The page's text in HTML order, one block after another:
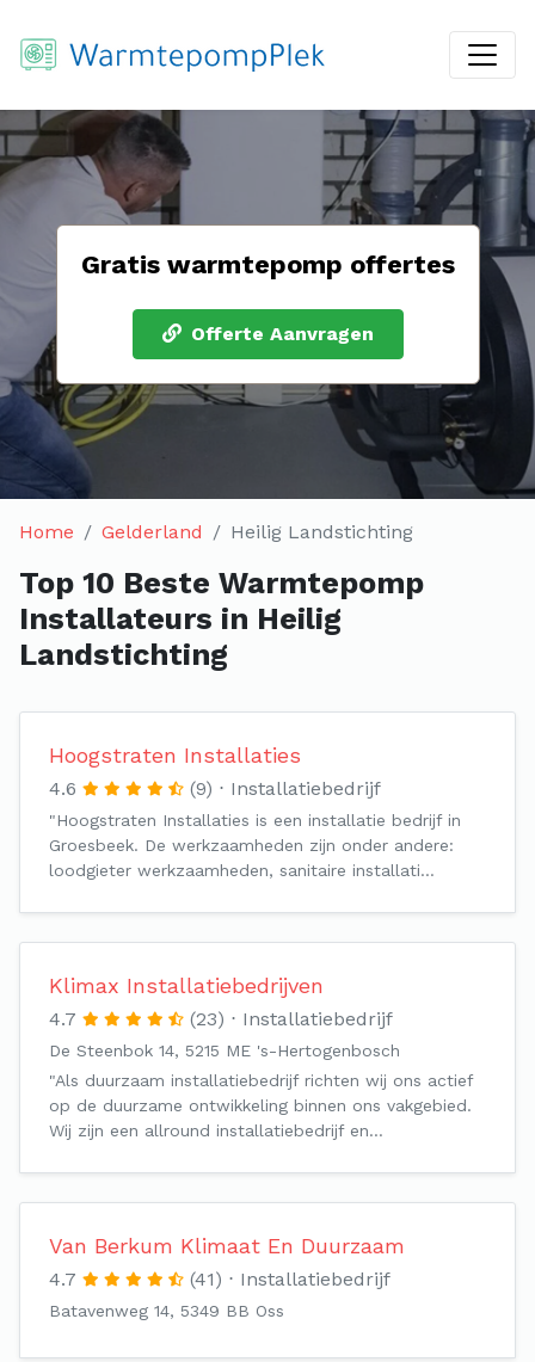
Gratis warmtepomp offertes
Offerte Aanvragen
Home Gelderland Heilig Landstichting
Top 10 Beste Warmtepomp
Installateurs in Heilig
Landstichting
Hoogstraten Installaties
4.6 (9) Installatiebedrijf
"Hoogstraten Installaties is een installatie bedrijf in
Groesbeek. De werkzaamheden zijn onder andere:
loodgieter werkzaamheden, sanitaire installati…
Klimax Installatiebedrijven
4.7 (23) Installatiebedrijf
De Steenbok 14, 5215 ME 's-Hertogenbosch
"Als duurzaam installatiebedrijf richten wij ons actief
op de duurzame ontwikkeling binnen ons vakgebied.
Wij zijn een allround installatiebedrijf en…
Van Berkum Klimaat En Duurzaam
4.7 (41) Installatiebedrijf
Batavenweg 14, 5349 BB Oss